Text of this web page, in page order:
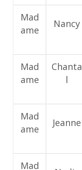
Mad
ame
Nancy
Mad
ame
Chanta
l
Mad
ame
Jeanne
Mad